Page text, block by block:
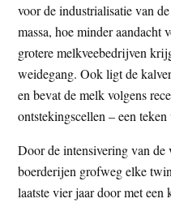
voor de industrialisatie van
massa, hoe minder
grotere melkveebedrijven
weidegang. Ook ligt de
en bevat de melk volgens
ontstekingscellen – een
Door de intensivering van de
boerderijen grofweg elke
laatste vier jaar door met